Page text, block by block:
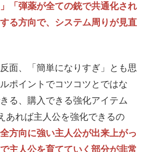
「弾薬が全ての銃で共通化され
る方向で、システム周りが見直
面、「簡単になりすぎ」とも思
ポイントでコツコツとではな
る、購入できる強化アイテム
あれば主人公を強化できるの
方向に強い主人公が出来上がっ
主人公を育てていく部分が非常